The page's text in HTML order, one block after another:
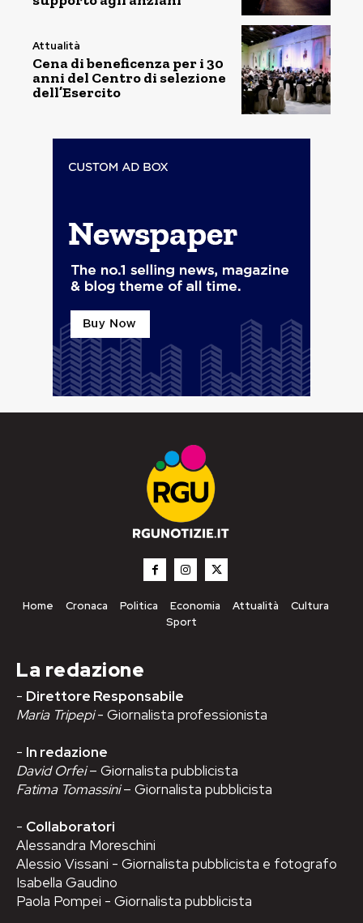
Attualità
Cena di beneficenza per i 30
anni del Centro di selezione
dell’Esercito
Home Cronaca Politica Economia Attualità
Cultura
Sport
La redazione
- Direttore Responsabile
Maria Tripepi- Giornalista professionista
- In redazione
David Orfei– Giornalista pubblicista
Fatima Tomassini– Giornalista pubblicista
- Collaboratori
Alessandra Moreschini
Alessio Vissani - Giornalista pubblicista e fotografo
Isabella Gaudino
Paola Pompei - Giornalista pubblicista